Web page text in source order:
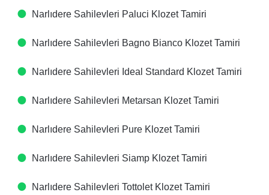
Narlıdere Sahilevleri Paluci Klozet Tamiri
Narlıdere Sahilevleri Bagno Bianco Klozet Tamiri
Narlıdere Sahilevleri Ideal Standard Klozet Tamiri
Narlıdere Sahilevleri Metarsan Klozet Tamiri
Narlıdere Sahilevleri Pure Klozet Tamiri
Narlıdere Sahilevleri Siamp Klozet Tamiri
Narlıdere Sahilevleri Tottolet Klozet Tamiri